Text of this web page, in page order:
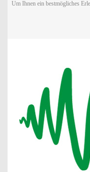
Um Ihnen ein bestmögliches